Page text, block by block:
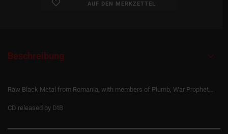
AUF DEN MERKZETTEL
Beschreibung
Raw Black Metal from Romania, with members of Plumb, War Prophet...
CD released by DtB